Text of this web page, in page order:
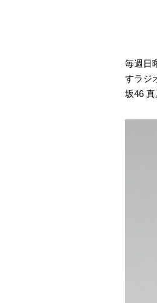
毎週日
すラジ
坂46